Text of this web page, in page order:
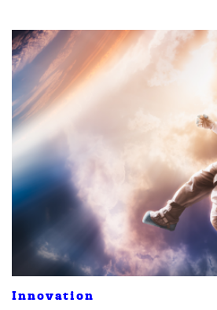
Innovation
SHARE TWEET